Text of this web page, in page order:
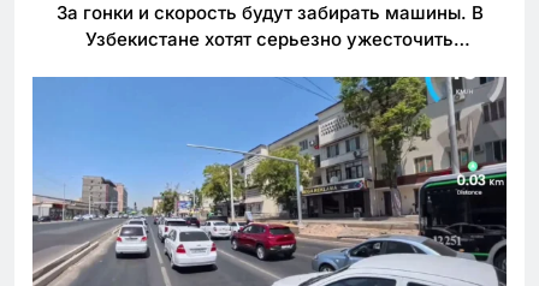
За гонки и скорость будут забирать машины. В
Узбекистане хотят серьезно ужесточить